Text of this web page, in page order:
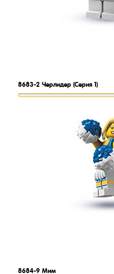
8683-2 Черлидер (Серия 1)
8684-9 Мим